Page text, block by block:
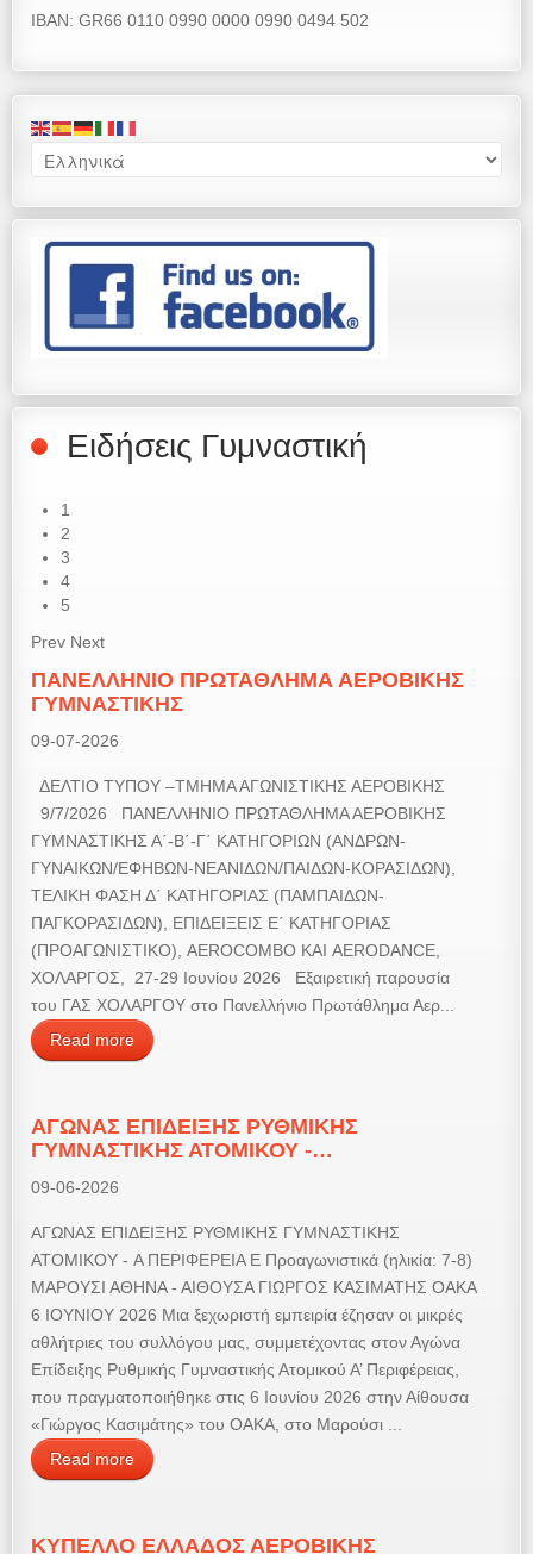
IBAN: GR66 0110 0990 0000 0990 0494 502
Ειδήσεις Γυμναστική
1
2
3
4
5
Prev Next
ΠΑΝΕΛΛΗΝΙΟ ΠΡΩΤΑΘΛΗΜΑ ΑΕΡΟΒΙΚΗΣ
ΓΥΜΝΑΣΤΙΚΗΣ
09-07-2026
ΔΕΛΤΙΟ ΤΥΠΟΥ –ΤΜΗΜΑ ΑΓΩΝΙΣΤΙΚΗΣ ΑΕΡΟΒΙΚΗΣ
9/7/2026 ΠΑΝΕΛΛΗΝΙΟ ΠΡΩΤΑΘΛΗΜΑ ΑΕΡΟΒΙΚΗΣ
ΓΥΜΝΑΣΤΙΚΗΣ Α΄-Β΄-Γ΄ ΚΑΤΗΓΟΡΙΩΝ (ΑΝΔΡΩΝ-
ΓΥΝΑΙΚΩΝ/ΕΦΗΒΩΝ-ΝΕΑΝΙΔΩΝ/ΠΑΙΔΩΝ-ΚΟΡΑΣΙΔΩΝ),
ΤΕΛΙΚΗ ΦΑΣΗ Δ΄ ΚΑΤΗΓΟΡΙΑΣ (ΠΑΜΠΑΙΔΩΝ-
ΠΑΓΚΟΡΑΣΙΔΩΝ), ΕΠΙΔΕΙΞΕΙΣ Ε΄ ΚΑΤΗΓΟΡΙΑΣ
(ΠΡΟΑΓΩΝΙΣΤΙΚΟ), AEROCOMBO ΚΑΙ AERODANCE,
ΧΟΛΑΡΓΟΣ, 27-29 Ιουνίου 2026 Εξαιρετική παρουσία
του ΓΑΣ ΧΟΛΑΡΓΟΥ στο Πανελλήνιο Πρωτάθλημα Αερ...
Read more
ΑΓΩΝΑΣ ΕΠΙΔΕΙΞΗΣ ΡΥΘΜΙΚΗΣ
ΓΥΜΝΑΣΤΙΚΗΣ ΑΤΟΜΙΚΟΥ -…
09-06-2026
ΑΓΩΝΑΣ ΕΠΙΔΕΙΞΗΣ ΡΥΘΜΙΚΗΣ ΓΥΜΝΑΣΤΙΚΗΣ
ΑΤΟΜΙΚΟΥ - Α ΠΕΡΙΦΕΡΕΙΑ Ε Προαγωνιστικά (ηλικία: 7-8)
ΜΑΡΟΥΣΙ ΑΘΗΝΑ - ΑΙΘΟΥΣΑ ΓΙΩΡΓΟΣ ΚΑΣΙΜΑΤΗΣ ΟΑΚΑ
6 ΙΟΥΝΙΟΥ 2026 Μια ξεχωριστή εμπειρία έζησαν οι μικρές
αθλήτριες του συλλόγου μας, συμμετέχοντας στον Αγώνα
Επίδειξης Ρυθμικής Γυμναστικής Ατομικού Α’ Περιφέρειας,
που πραγματοποιήθηκε στις 6 Ιουνίου 2026 στην Αίθουσα
«Γιώργος Κασιμάτης» του ΟΑΚΑ, στο Μαρούσι ...
Read more
ΚΥΠΕΛΛΟ ΕΛΛΑΔΟΣ ΑΕΡΟΒΙΚΗΣ